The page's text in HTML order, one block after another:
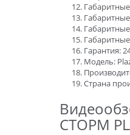
Гарантия:
Модель:
Страна
СТОРМ